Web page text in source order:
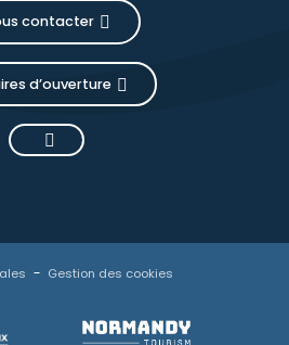
contacter
d’ouverture
Gestion des cookies